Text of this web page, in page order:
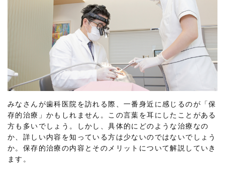
みなさんが歯科医院を訪れる際、一番身近に感じるのが「保
存的治療」かもしれません。この言葉を耳にしたことがある
方も多いでしょう。しかし、具体的にどのような治療なの
か、詳しい内容を知っている方は少ないのではないでしょう
か。保存的治療の内容とそのメリットについて解説していき
ます。